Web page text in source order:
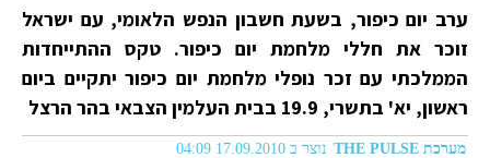
ערב יום כיפור, בשעת חשבון הנפש הלאומי, עם ישראל
זוכר את חללי מלחמת יום כיפור. טקס ההתייחדות
הממלכתי עם זכר נופלי מלחמת יום כיפור יתקיים ביום
ראשון, יא' בתשרי, 19.9 בבית העלמין הצבאי בהר הרצל
מערכת THE PULSE נוצר ב 17.09.2010 04:09